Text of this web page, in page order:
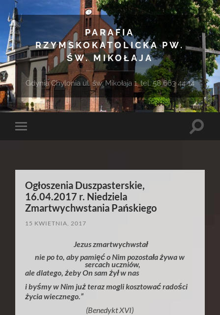
PARAFIA
RZYMSKOKATOLICKA PW.
ŚW. MIKOŁAJA
Gdynia Chylonia ul. św. Mikołaja 1, tel. 58 663 44 14
Toggle
Toggle
Ogłoszenia Duszpasterskie,
16.04.2017 r. Niedziela
Zmartwychwstania Pańskiego
15 KWIETNIA, 2017
Jezus zmartwychwstał
nie po to, aby pamięć o Nim pozostała żywa w
sercach uczniów,
ale dlatego, żeby On sam żył w nas
i byśmy w Nim już teraz mogli kosztować radości
życia wiecznego.”
(Benedykt XVI)